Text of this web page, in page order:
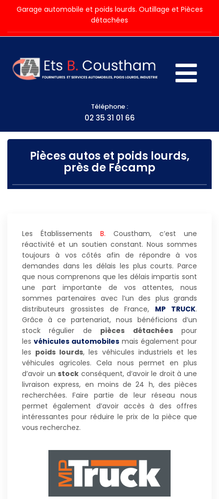
Garage automobile et poids lourds. Outillage et Pièces
détachées
Téléphone :
02 35 31 01 66
Pièces autos et poids lourds,
près de Fécamp
Les Établissements B. Coustham, c’est une
réactivité et un soutien constant. Nous sommes
toujours à vos côtés afin de répondre à vos
demandes dans les délais les plus courts. Parce
que nous comprenons que les délais impartis sont
une part importante de vos attentes, nous
sommes partenaires avec l’un des plus grands
distributeurs grossistes de France, MP TRUCK.
Grâce à ce partenariat, nous bénéficions d’un
stock régulier de pièces détachéespour
les véhicules automobiles mais également pour
les poids lourds, les véhicules industriels et les
véhicules agricoles. Cela nous permet en plus
d’avoir unstock conséquent, d’avoir le droit à une
livraison express, en moins de 24 h, des pièces
recherchées. Faire partie de leur réseau nous
permet également d’avoir accès à des offres
intéressantes pour réduire le prix de la pièce que
vous recherchez.